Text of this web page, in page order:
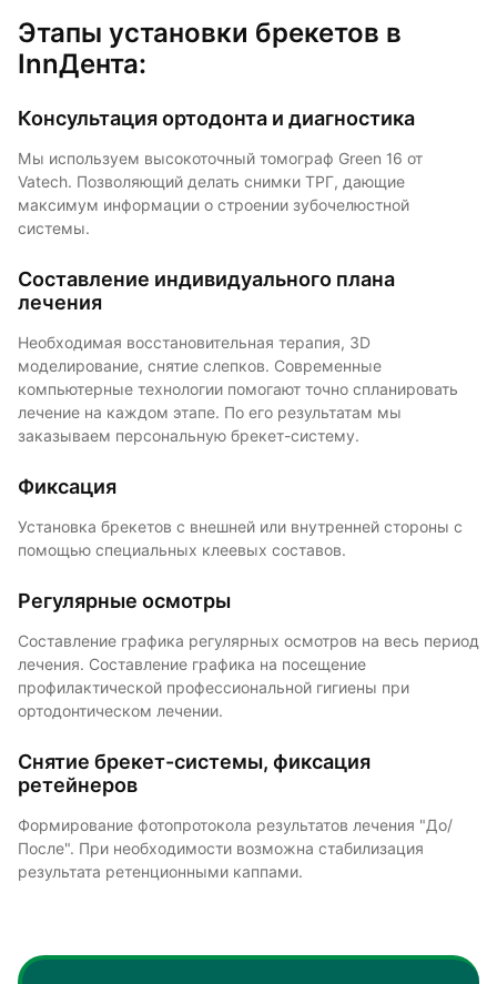
Этапы установки брекетов в
InnДента:
Консультация ортодонта и диагностика
Мы используем высокоточный томограф Green 16 от
Vatech. Позволяющий делать снимки ТРГ, дающие
максимум информации о строении зубочелюстной
системы.
Составление индивидуального плана
лечения
Необходимая восстановительная терапия, 3D
моделирование, снятие слепков. Современные
компьютерные технологии помогают точно спланировать
лечение на каждом этапе. По его результатам мы
заказываем персональную брекет-систему.
Фиксация
Установка брекетов с внешней или внутренней стороны с
помощью специальных клеевых составов.
Регулярные осмотры
Составление графика регулярных осмотров на весь период
лечения. Составление графика на посещение
профилактической профессиональной гигиены при
ортодонтическом лечении.
Снятие брекет-системы, фиксация
ретейнеров
Формирование фотопротокола результатов лечения "До/
После". При необходимости возможна стабилизация
результата ретенционными каппами.